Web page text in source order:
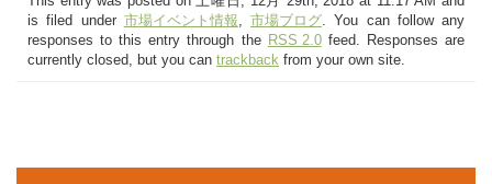
is filed under 市場イベント情報, 市場ブログ. You can follow any
responses to this entry through the RSS 2.0feed. Responses are
currently closed, but you can trackback from your own site.